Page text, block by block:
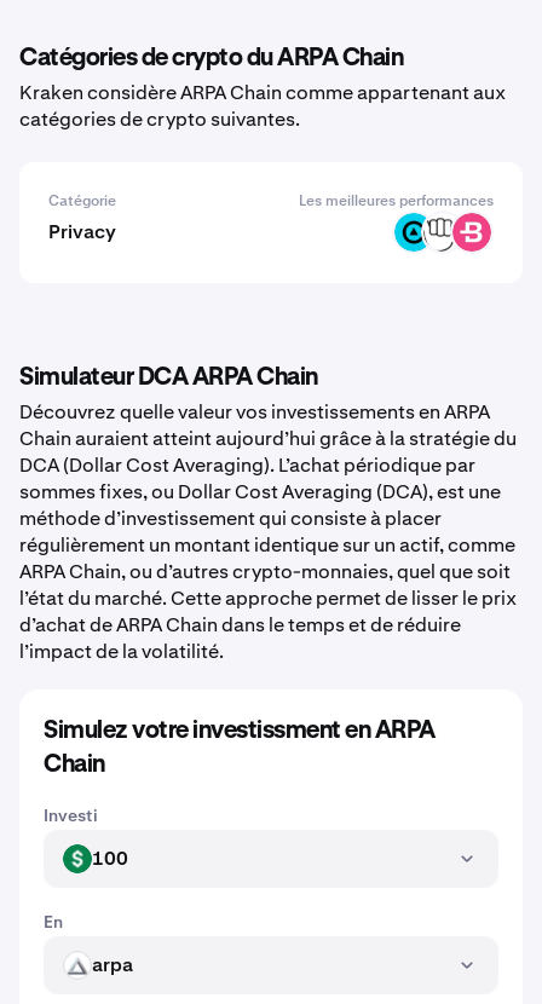
Catégories de crypto du ARPA Chain
Kraken considère ARPA Chain comme appartenant aux
catégories de crypto suivantes.
Catégorie Les meilleures performances
Privacy ZBT YEC BCN
Simulateur DCA ARPA Chain
Découvrez quelle valeur vos investissements en ARPA
Chain auraient atteint aujourd’hui grâce à la stratégie du
DCA (Dollar Cost Averaging). L’achat périodique par
sommes fixes, ou Dollar Cost Averaging (DCA), est une
méthode d’investissement qui consiste à placer
régulièrement un montant identique sur un actif, comme
ARPA Chain, ou d’autres crypto-monnaies, quel que soit
l’état du marché. Cette approche permet de lisser le prix
d’achat de ARPA Chain dans le temps et de réduire
l’impact de la volatilité.
Simulez votre investissment en ARPA
Chain
Investi
USD 100
En
ARPA arpa